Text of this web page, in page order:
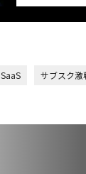
SaaS サブスク激